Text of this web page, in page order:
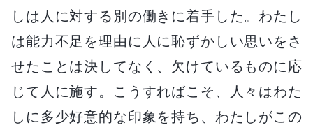
しは人に対する別の働きに着手した。わたし
は能力不足を理由に人に恥ずかしい思いをさ
せたことは決してなく、欠けているものに応
じて人に施す。こうすればこそ、人々はわた
しに多少好意的な印象を持ち、わたしがこの